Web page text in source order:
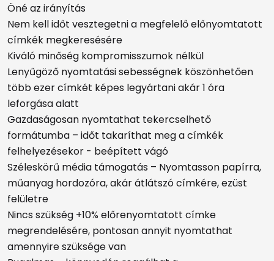
Öné az irányítás
Nem kell időt vesztegetni a megfelelő előnyomtatott
címkék megkeresésére
Kiváló minőség kompromisszumok nélkül
Lenyűgöző nyomtatási sebességnek köszönhetően
több ezer címkét képes legyártani akár 1 óra
leforgása alatt
Gazdaságosan nyomtathat tekercselhető
formátumba – időt takaríthat meg a címkék
felhelyezésekor - beépített vágó
Széleskörű média támogatás – Nyomtasson papírra,
műanyag hordozóra, akár átlátszó címkére, ezüst
felületre
Nincs szükség +10% előrenyomtatott címke
megrendelésére, pontosan annyit nyomtathat
amennyire szüksége van